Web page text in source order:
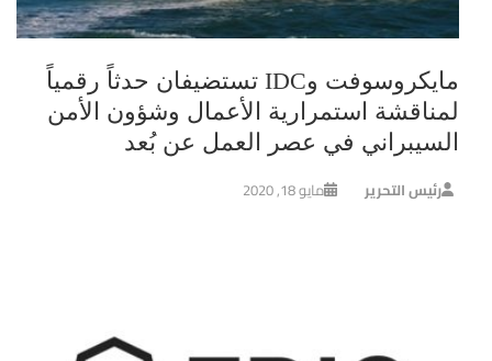
مايكروسوفت وIDC تستضيفان حدثاً رقمياً
لمناقشة استمرارية الأعمال وشؤون الأمن
السيبراني في عصر العمل عن بُعد
رئيس التحرير مايو 18, 2020